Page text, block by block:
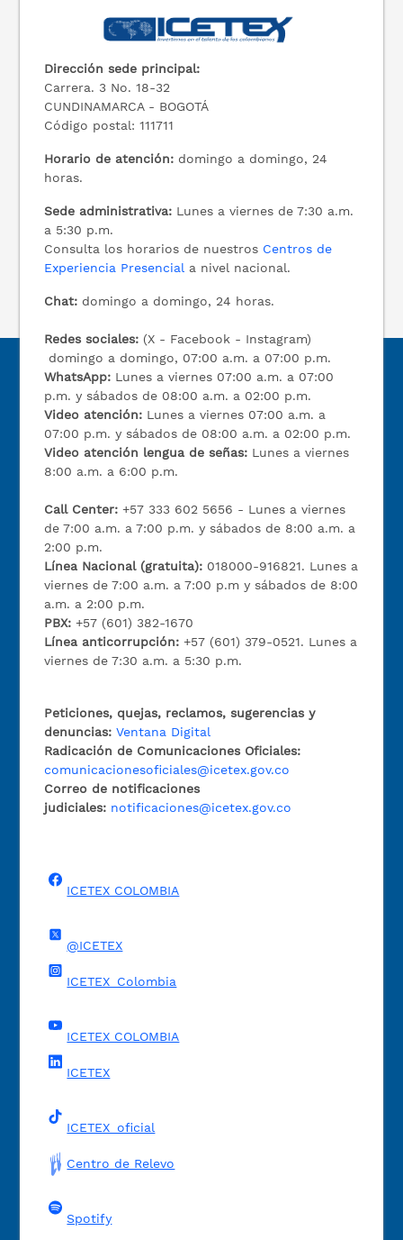
Dirección sede principal:
Carrera. 3 No. 18-32
CUNDINAMARCA - BOGOTÁ
Código postal: 111711
Horario de atención: domingo a domingo, 24
horas.
Sede administrativa: Lunes a viernes de 7:30 a.m.
a 5:30 p.m.
Consulta los horarios de nuestros Centros de
Experiencia Presencial a nivel nacional.
Chat: domingo a domingo, 24 horas.
Redes sociales: (X - Facebook - Instagram)
domingo a domingo, 07:00 a.m. a 07:00 p.m.
WhatsApp: Lunes a viernes 07:00 a.m. a 07:00
p.m. y sábados de 08:00 a.m. a 02:00 p.m.
Video atención: Lunes a viernes 07:00 a.m. a
07:00 p.m. y sábados de 08:00 a.m. a 02:00 p.m.
Video atención lengua de señas: Lunes a viernes
8:00 a.m. a 6:00 p.m.
Call Center:+57 333 602 5656 - Lunes a viernes
de 7:00 a.m. a 7:00 p.m. y sábados de 8:00 a.m. a
2:00 p.m.
Línea Nacional (gratuita): 018000-916821. Lunes a
viernes de 7:00 a.m. a 7:00 p.m y sábados de 8:00
a.m. a 2:00 p.m.
PBX:+57 (601) 382-1670
Línea anticorrupción:+57 (601) 379-0521. Lunes a
viernes de 7:30 a.m. a 5:30 p.m.
Peticiones, quejas, reclamos, sugerencias y
denuncias: Ventana Digital
Radicación de Comunicaciones Oficiales:
comunicacionesoficiales@icetex.gov.co
Correo de notificaciones
judiciales: notificaciones@icetex.gov.co
ICETEX COLOMBIA
@ICETEX
ICETEX_Colombia
ICETEX COLOMBIA
ICETEX
ICETEX_oficial
Centro de Relevo
Spotify